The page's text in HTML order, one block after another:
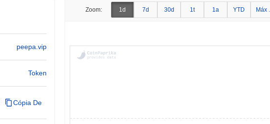
peepa.vip
Token
Cópia De
Zoom: 1d 7d 30d 1t 1a YTD Máx .